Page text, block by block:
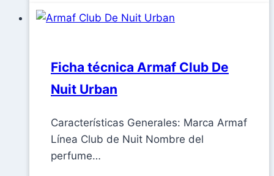
Ficha técnica Armaf Club De
Nuit Urban
Características Generales: Marca Armaf
Línea Club de Nuit Nombre del
perfume…